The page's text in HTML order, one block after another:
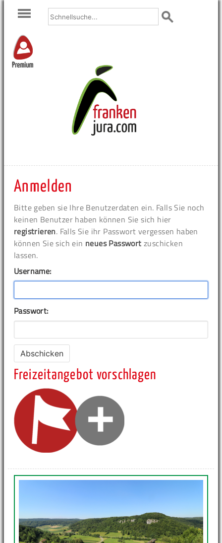
Premium
Anmelden
Bitte geben sie Ihre Benutzerdaten ein. Falls Sie noch
keinen Benutzer haben können Sie sich hier
registrieren. Falls Sie ihr Passwort vergessen haben
können Sie sich ein neues Passwort zuschicken
lassen.
Username:
Passwort:
Freizeitangebot vorschlagen